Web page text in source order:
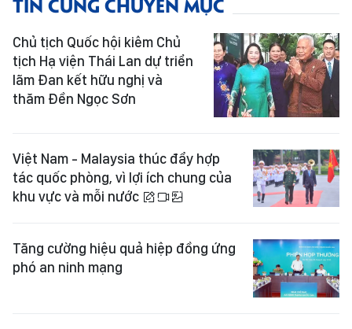
Chủ tịch Quốc hội kiêm Chủ
tịch Hạ viện Thái Lan dự triển
lãm Đan kết hữu nghị và
thăm Đền Ngọc Sơn
Việt Nam - Malaysia thúc đẩy hợp
tác quốc phòng, vì lợi ích chung của
khu vực và mỗi nước
Tăng cường hiệu quả hiệp đồng ứng
phó an ninh mạng